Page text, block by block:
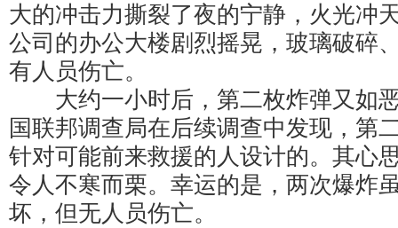
大的冲击力撕裂了夜的宁静，火光冲
公司的办公大楼剧烈摇晃，玻璃破碎
有人员伤亡。
大约一小时后，第二枚炸弹又如
国联邦调查局在后续调查中发现，第
针对可能前来救援的人设计的。其心
令人不寒而栗。幸运的是，两次爆炸
坏，但无人员伤亡。